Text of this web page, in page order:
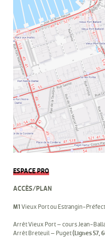
ESPACE PRO
ACCÈS/PLAN
M1 Vieux Port ou Estrangin-
Arrêt Vieux Port – cours Jean-
Arrêt Breteuil – Puget(Lignes 57,